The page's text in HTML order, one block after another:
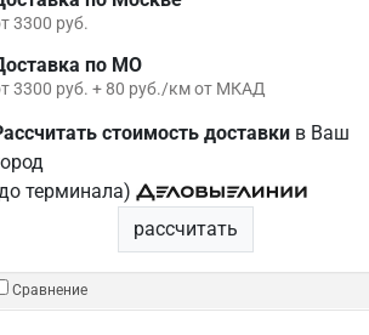
3300 руб.
по МО
3300 руб. + 80 руб./км от МКАД
стоимость доставкив Ваш
терминала)
рассчитать
Сравнение